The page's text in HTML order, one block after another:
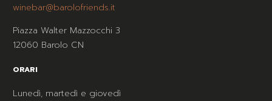
winebar@barolofriends.it
Piazza Walter Mazzocchi 3
12060 Barolo CN
ORARI
Lunedì, martedì e giovedì